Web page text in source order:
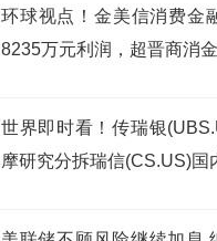
环球视点！金美信消费金
8235万元利润，超晋商消
世界即时看！传瑞银
摩研究分拆瑞信(CS.US)国